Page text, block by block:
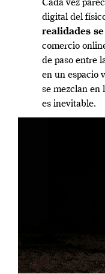
Cada vez
digital del
realidades
comercio
de paso entre
en un espacio
se mezclan en
es inevitable.